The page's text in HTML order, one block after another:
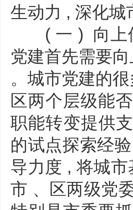
生动力 , 深化城
( 一 ) 向上借
党建首先需要
。城市党建的
区两个层级能
职能转变提供
的试点探索经
导力度 , 将城
市 、区两级党